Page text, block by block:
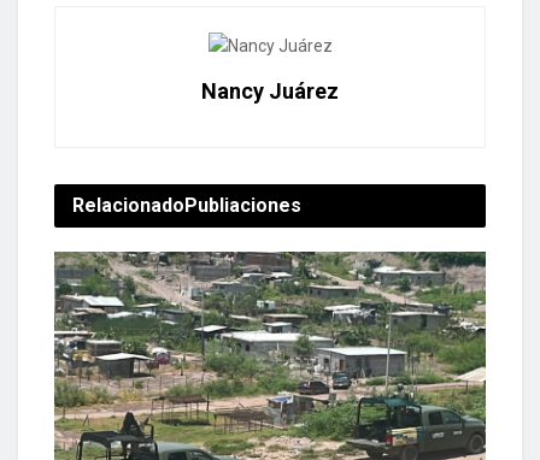
Nancy Juárez
RelacionadoPubliaciones